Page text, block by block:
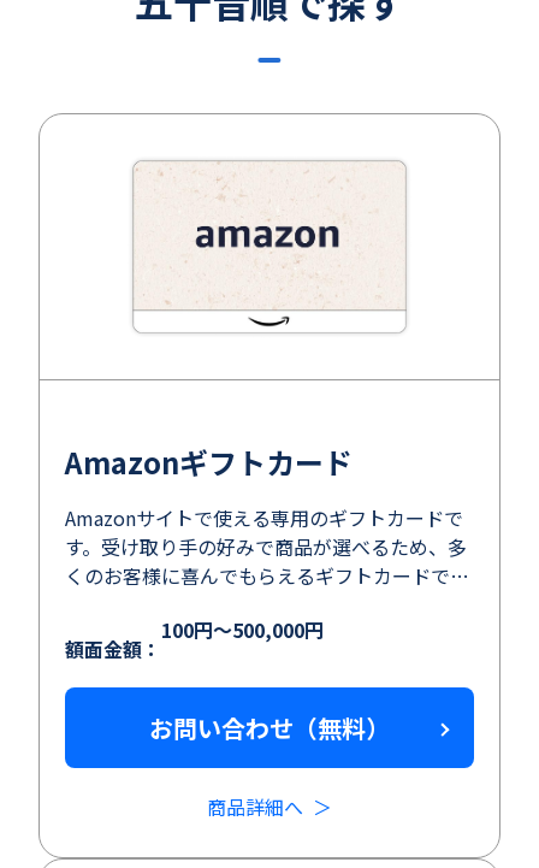
Amazonギフトカード
Amazonサイトで使える専用のギフトカードで
す。受け取り手の好みで商品が選べるため、多
くのお客様に喜んでもらえるギフトカードで
額面金額：
100円～500,000円
お問い合わせ（無料）
商品詳細へ